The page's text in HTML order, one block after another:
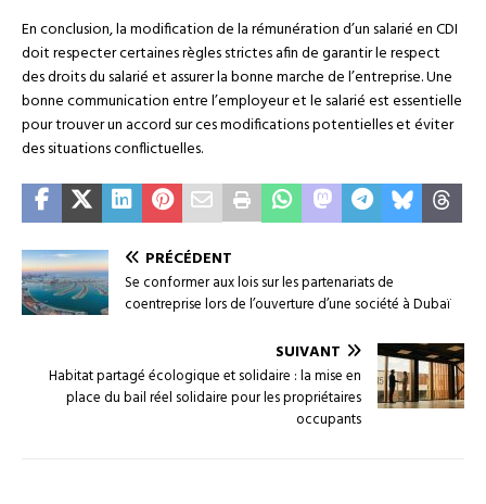
En conclusion, la modification de la rémunération d’un salarié en CDI
doit respecter certaines règles strictes afin de garantir le respect
des droits du salarié et assurer la bonne marche de l’entreprise. Une
bonne communication entre l’employeur et le salarié est essentielle
pour trouver un accord sur ces modifications potentielles et éviter
des situations conflictuelles.
PRÉCÉDENT
Se conformer aux lois sur les partenariats de
coentreprise lors de l’ouverture d’une société à Dubaï
SUIVANT
Habitat partagé écologique et solidaire : la mise en
place du bail réel solidaire pour les propriétaires
occupants